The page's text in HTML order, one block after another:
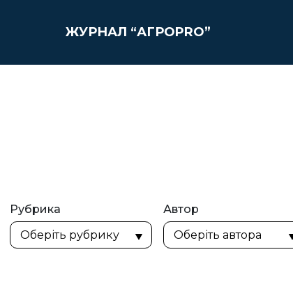
ЖУРНАЛ “АГРОPRO”
Рубрика Автор